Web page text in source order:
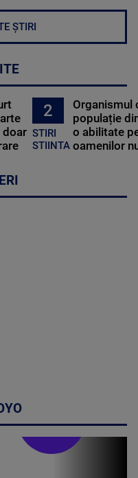
ȘTIRI
doar
2
STIRI
STIINTA
Organismul
populație
o abilitate
oamenilor